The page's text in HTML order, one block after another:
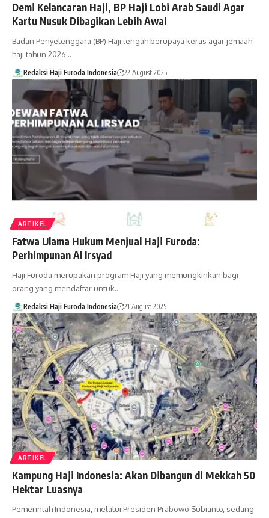
Demi Kelancaran Haji, BP Haji Lobi Arab Saudi Agar
Kartu Nusuk Dibagikan Lebih Awal
Badan Penyelenggara (BP) Haji tengah berupaya keras agar jemaah
haji tahun 2026…
Redaksi Haji Furoda Indonesia 22 August 2025
ARTIKEL
Fatwa Ulama Hukum Menjual Haji Furoda:
Perhimpunan Al Irsyad
Haji Furoda merupakan program Haji yang memungkinkan bagi
orang yang mendaftar untuk…
Redaksi Haji Furoda Indonesia 21 August 2025
ARTIKEL
Kampung Haji Indonesia: Akan Dibangun di Mekkah 50
Hektar Luasnya
Pemerintah Indonesia, melalui Presiden Prabowo Subianto, sedang